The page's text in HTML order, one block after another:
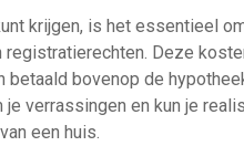
krijgen, is het essentieel
Deze
bovenop de
verrassingen en kun je
een huis.